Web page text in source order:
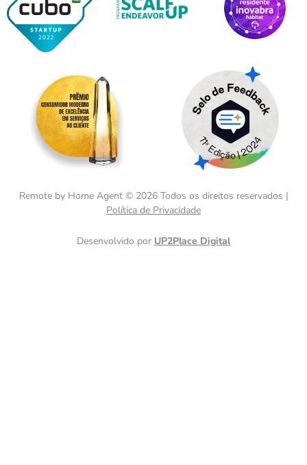
Remote by Home Agent ©️ 2026 Todos os direitos reservados |
Política de Privacidade
Desenvolvido por UP2Place Digital